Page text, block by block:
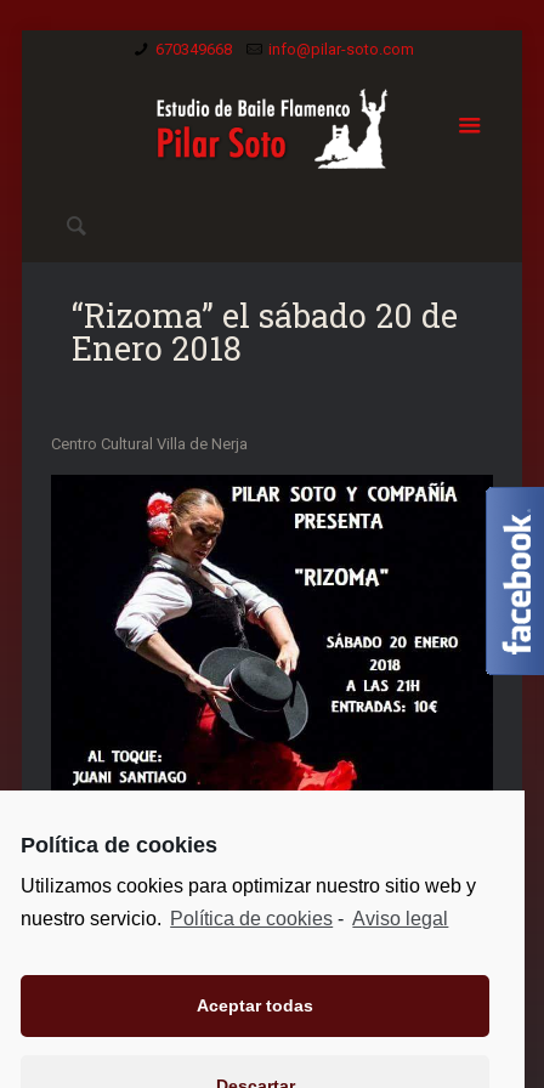
670349668 info@pilar-soto.com
“Rizoma” el sábado 20 de
Enero 2018
Centro Cultural Villa de Nerja
Política de privacidad
Política de cookies
Utilizamos cookies para optimizar nuestro sitio web y
nuestro servicio. Política de cookies - Aviso legal
Aceptar todas